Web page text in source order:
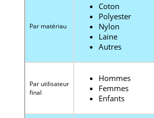
Par matériau
Coton
Polyester
Nylon
Laine
Autres
Par utilisateur
final
Hommes
Femmes
Enfants